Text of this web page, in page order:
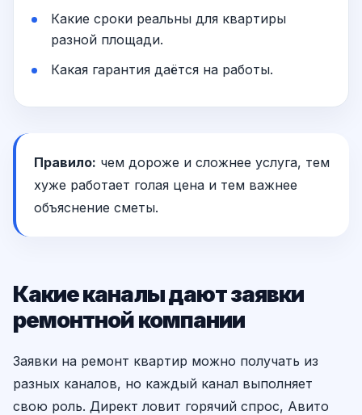
Какие сроки реальны для квартиры
разной площади.
Какая гарантия даётся на работы.
Правило: чем дороже и сложнее услуга, тем
хуже работает голая цена и тем важнее
объяснение сметы.
Какие каналы дают заявки
ремонтной компании
Заявки на ремонт квартир можно получать из
разных каналов, но каждый канал выполняет
свою роль. Директ ловит горячий спрос, Авито